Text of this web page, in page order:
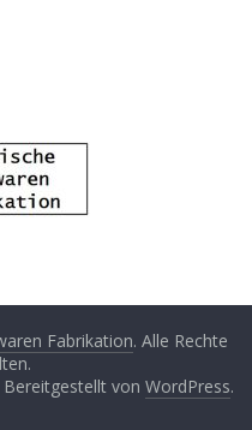
Fabrikation. Alle Rechte
Bereitgestellt von WordPress.